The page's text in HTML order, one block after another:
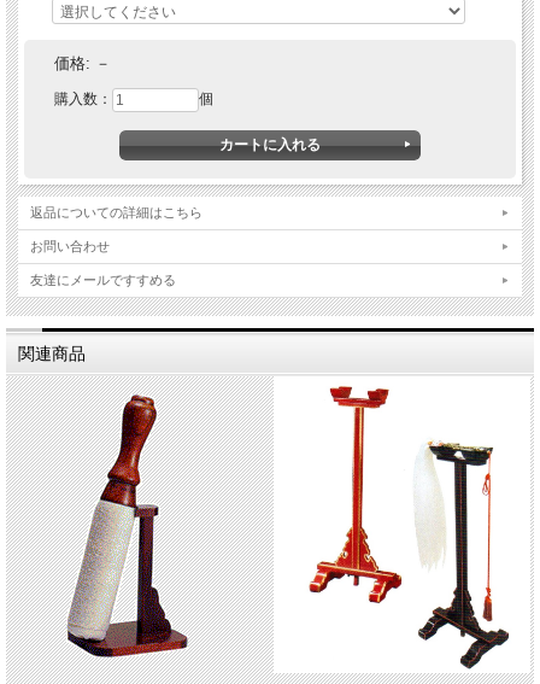
机巾75ｃｍ×奥行36ｃｍ×高さ75ｃｍ 重量11.5ｋｇ
栓 ウレタン塗
発送の目安：受注生産に付、ご注文確認後、21営業日。
価格: －
購入数： 個
返品についての詳細はこちら
お問い合わせ
友達にメールですすめる
関連商品